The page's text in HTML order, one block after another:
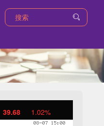
39.68 1.02%